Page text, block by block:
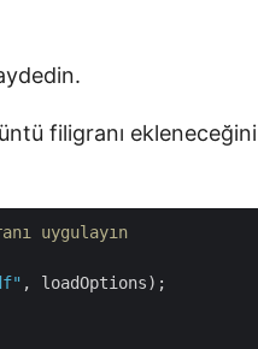
filigranı ekleneceğini
uygulayın
, loadOptions);